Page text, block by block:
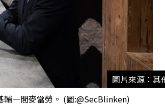
圖片來源：其
一間麥當勞。 (圖:@SecBlinken)